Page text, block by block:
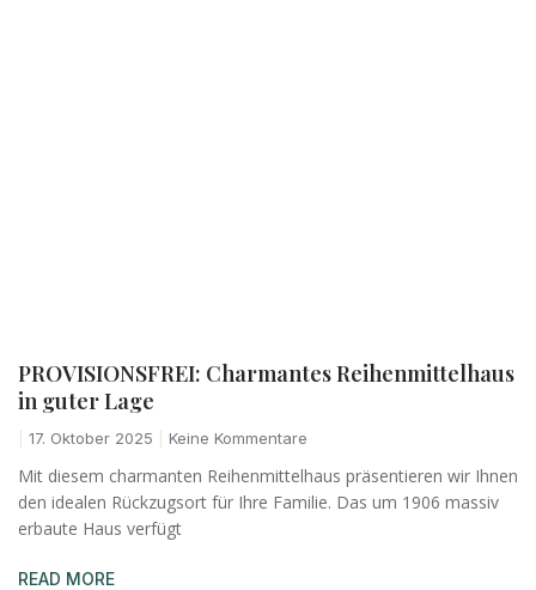
PROVISIONSFREI: Charmantes Reihenmittelhaus
in guter Lage
17. Oktober 2025 Keine Kommentare
Mit diesem charmanten Reihenmittelhaus präsentieren wir Ihnen
den idealen Rückzugsort für Ihre Familie. Das um 1906 massiv
erbaute Haus verfügt
READ MORE